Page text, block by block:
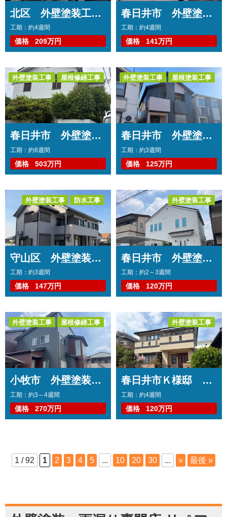
北区 外壁塗装工事 コーキング打ち替え、打ち増し工事 屋根塗装工事 階段・共用部側溝防水工事 共用部長尺シート工事 基礎補修工事
工期：約4週間
価格 209万円
その他工事
春日井市 外壁塗装工事 コーキング打ち替え、打ち増し工事 屋根塗装工事 ベランダ防水工事
工期：約4週間
価格 141万円
春日井市 外壁塗装工事 コーキング打ち替え、打ち増し工事 屋根カバー工事 ベランダトップコート工事 浴室改修工事 洗面台取り換え工事 キッチン取り換え工事
工期：約6週間
価格 503万円
外壁塗装工事 屋根修繕工事
トップコート工事
コーキング工事
擁壁塗装工事 内装工事
春日井市 外壁塗装工事 コーキング打ち替え・打ち増し工事 屋根塗装工事 ベランダトップコート工事
工期：約3週間
価格 125万円
外壁塗装工事 屋根塗装工事
トップコート工事
コーキング工事
守山区 外壁塗装工事 コーキング打ち替え・打ち増し工事 ベランダ防水工事
工期：約3週間
価格 147万円
外壁塗装工事 防水工事
コーキング工事
春日井市 外壁塗装工事 コーキング打ち替え・打ち増し工事
工期：約2～3週間
価格 120万円
外壁塗装工事
コーキング工事
小牧市 外壁塗装工事 コーキング打ち替え・打ち増し工事 屋根カバー工事 防水工事
工期：約3～4週間
価格 270万円
外壁塗装工事 屋根修繕工事
防水工事 コーキング工事
春日井市Ｋ様邸 外壁塗装工事 コーキング打ち替え・打ち増し工事 バルコニートップコート工事
工期：約4週間
価格 120万円
外壁塗装工事
トップコート工事
コーキング工事
1 / 92 1 2 3 4 5 ... 10 20 30 ... » 最後 »